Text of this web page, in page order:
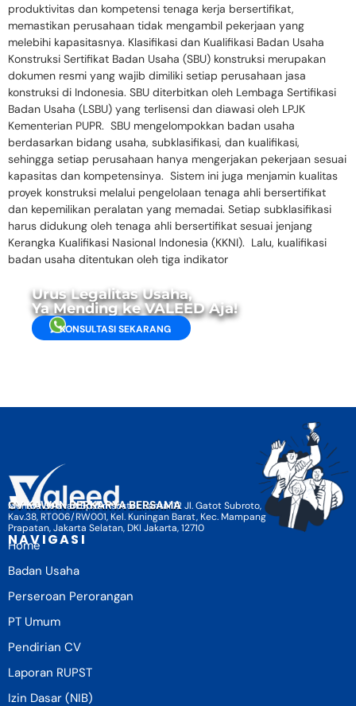
produktivitas dan kompetensi tenaga kerja bersertifikat,
memastikan perusahaan tidak mengambil pekerjaan yang
melebihi kapasitasnya. Klasifikasi dan Kualifikasi Badan Usaha
Konstruksi Sertifikat Badan Usaha (SBU) konstruksi merupakan
dokumen resmi yang wajib dimiliki setiap perusahaan jasa
konstruksi di Indonesia. SBU diterbitkan oleh Lembaga Sertifikasi
Badan Usaha (LSBU) yang terlisensi dan diawasi oleh LPJK
Kementerian PUPR. SBU mengelompokkan badan usaha
berdasarkan bidang usaha, subklasifikasi, dan kualifikasi,
sehingga setiap perusahaan hanya mengerjakan pekerjaan sesuai
kapasitas dan kompetensinya. Sistem ini juga menjamin kualitas
proyek konstruksi melalui pengelolaan tenaga ahli bersertifikat
dan kepemilikan peralatan yang memadai. Setiap subklasifikasi
harus didukung oleh tenaga ahli bersertifikat sesuai jenjang
Kerangka Kualifikasi Nasional Indonesia (KKNI). Lalu, kualifikasi
badan usaha ditentukan oleh tiga indikator
Urus Legalitas Usaha,
Ya Mending ke VALEED Aja!
KONSULTASI SEKARANG
CV KAWAN BERKARYA BERSAMA
Menara Selatan BpJamsostek Lantai 12 Jl. Gatot Subroto,
Kav.38, RT006/RW001, Kel. Kuningan Barat, Kec. Mampang
Prapatan, Jakarta Selatan, DKI Jakarta, 12710
NAVIGASI
Home
Badan Usaha
Perseroan Perorangan
PT Umum
Pendirian CV
Laporan RUPST
Izin Dasar (NIB)